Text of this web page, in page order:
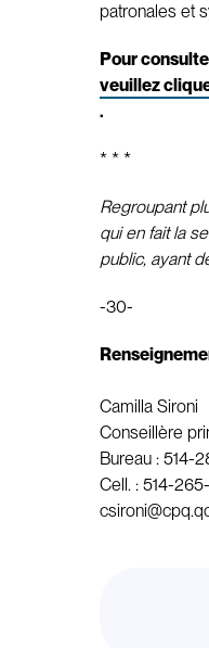
patronales et
Pour
veuillez
.
* * *
Regroupant
qui en fait la
public, ayant
-30-
Camilla Sironi
Conseillère
Bureau : 514-
Cell. : 514-